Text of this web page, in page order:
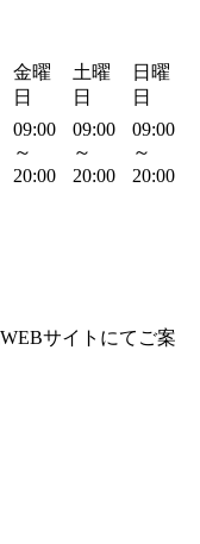
金曜
日
土曜
日
日曜
日
09:00
～
20:00
09:00
～
20:00
09:00
～
20:00
サイトにてご案